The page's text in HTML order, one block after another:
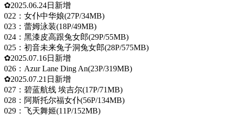
✿2025.06.24日新增
022：女仆中华娘(27P/34MB)
023：蕾姆泳装(18P/49MB)
024：黑漆皮高跟兔女郎(29P/55MB)
025：初音未来兔子洞兔女郎(28P/575MB)
✿2025.07.16日新增
026：Azur Lane Ding An(23P/319MB)
✿2025.07.21日新增
027：碧蓝航线 埃吉尔(17P/71MB)
028：阿斯托尔福女仆(56P/134MB)
029：飞天舞姬(11P/152MB)